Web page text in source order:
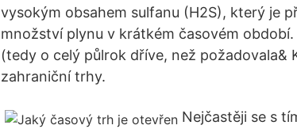
vysokým obsahem sulfanu (H2S), který je
množství plynu v krátkém časovém
(tedy o celý půlrok dříve, než
zahraniční trhy.
Nejčastěji se s